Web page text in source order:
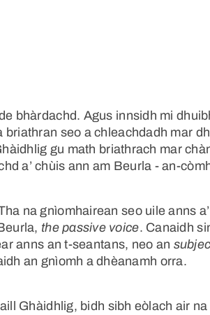
bhàrdachd. Agus innsidh mi
seo a chleachdadh mar
gu math briathrach mar
a’ chùis ann am Beurla - an-
na gnìomhairean seo uile anns
the passive voice. Canaidh
anns an t-seantans, neo an
an gnìomh a dhèanamh orra.
Ghàidhlig, bidh sibh eòlach air na